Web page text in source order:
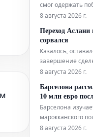
смог одержать
командой FC
упустили
тайма, что
камбэк.
8 августа 2026 г.
Переход
сорвался
Казалось,
завершение
официально
Хоффенхайма
он остается в TSG.
8 августа 2026 г.
Барселона
10 млн евро
Барселона
марокканского
Унаи на фоне
8 августа 2026 г.